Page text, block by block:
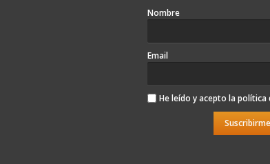
Nombre
Email
He leído y acepto la política
Suscribirme